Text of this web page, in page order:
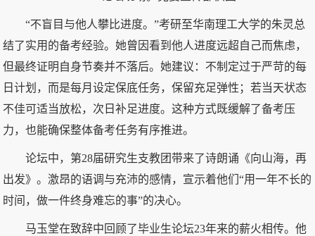
“不盲目与他人攀比进度。”考研至华南理工大学的朱灵总
结了实用的备考经验。她曾因看到他人进度远超自己而焦虑，
但最终证明自身节奏并不落后。她建议：不制定过于严苛的每
日计划，而是每月设定保底任务，保留充足弹性；若当天状态
不佳可适当放松，次日补足进度。这种方式既缓解了备考压
力，也能确保整体备考任务有序推进。
论坛中，第28届研究生支教团带来了诗朗诵《向山海，再
出发》。激昂的语调与充沛的感情，宣示着他们“用一年不长的
时间，做一件终身难忘的事”的决心。
马玉堂在致辞中回顾了毕业生论坛23年来的薪火相传。他